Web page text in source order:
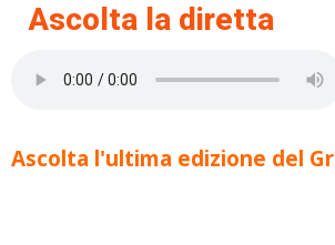
Ascolta la diretta
Ascolta l'ultima edizione del Gr